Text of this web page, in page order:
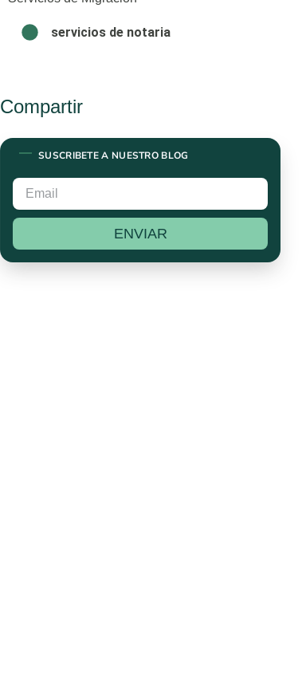
servicios de notaria
Compartir
SUSCRIBETE A NUESTRO BLOG
ENVIAR